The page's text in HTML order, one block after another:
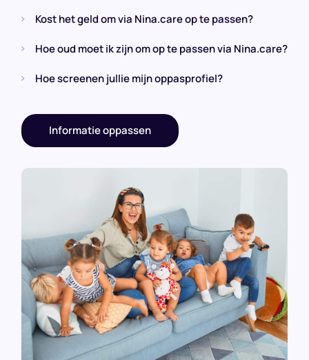
Kost het geld om via Nina.care op te passen?
Hoe oud moet ik zijn om op te passen via Nina.care?
Hoe screenen jullie mijn oppasprofiel?
Informatie oppassen